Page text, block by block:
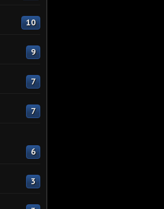
10
9
7
7
6
3